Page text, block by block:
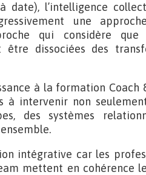
date), l’intelligence
une
qui considère que
être dissociées des
à la formation Coach
à intervenir non
des systèmes
intégrative car les
mettent en cohérence